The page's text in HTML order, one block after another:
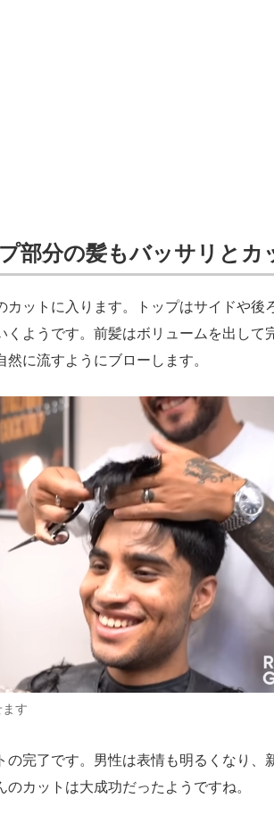
部分の髪もバッサリとカ
ットに入ります。トップはサイドや後
くようです。前髪はボリュームを出して
然に流すようにブローします。
ます
完了です。男性は表情も明るくなり、
のカットは大成功だったようですね。